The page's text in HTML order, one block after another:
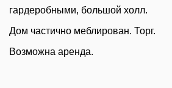
гардеробными, большой холл.
Дом частично меблирован. Торг.
Возможна аренда.